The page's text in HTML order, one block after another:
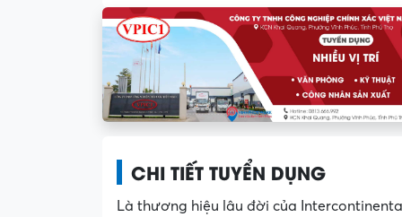
CHI TIẾT TUYỂN DỤNG
Là thương hiệu lâu đời của